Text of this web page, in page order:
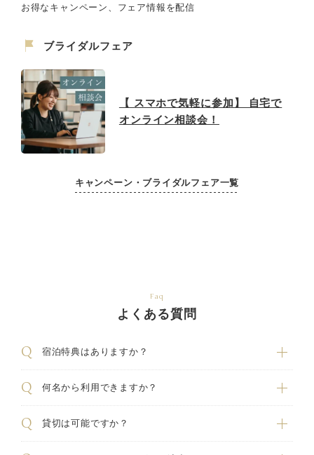
お得なキャンペーン、フェア情報を配信
ブライダルフェア
【 スマホで気軽に参加】 自宅で
オンライン相談会！
キャンペーン・ブライダルフェア一覧
Faq
よくある質問
宿泊特典はありますか？
何名から利用できますか？
貸切は可能ですか？